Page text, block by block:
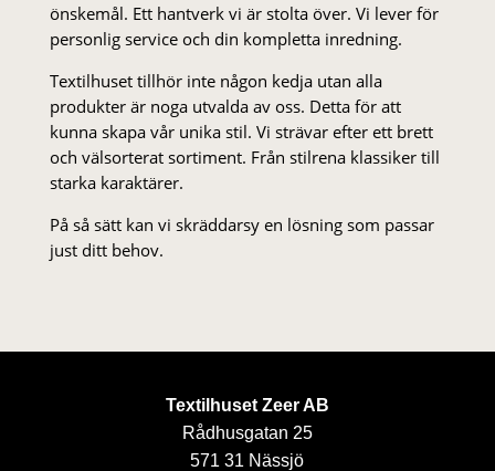
önskemål. Ett hantverk vi är stolta över. Vi lever för
personlig service och din kompletta inredning.
Textilhuset tillhör inte någon kedja utan alla
produkter är noga utvalda av oss. Detta för att
kunna skapa vår unika stil. Vi strä­var efter ett brett
och välsorterat sor­ti­ment. Från stil­rena klas­siker till
starka karaktärer.
På så sätt kan vi skräddarsy en lösning som passar
just ditt behov.
Textilhuset Zeer AB
Rådhusgatan 25
571 31 Nässjö